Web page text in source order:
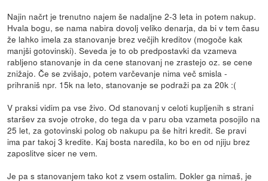
Najin načrt je trenutno najem še nadaljne 2-3 leta in potem nakup.
Hvala bogu, se nama nabira dovolj veliko denarja, da bi v tem času
že lahko imela za stanovanje brez večjih kreditov (mogoče kak
manjši gotovinski). Seveda je to ob predpostavki da vzameva
rabljeno stanovanje in da cene stanovanj ne zrastejo oz. se cene
znižajo. Če se zvišajo, potem varčevanje nima več smisla -
prihraniš npr. 15k na leto, stanovanje se podraži pa za 20k :(
V praksi vidim pa vse živo. Od stanovanj v celoti kupljenih s strani
staršev za svoje otroke, do tega da v paru oba vzameta posojilo na
25 let, za gotovinski polog ob nakupu pa še hitri kredit. Se pravi
ima par takoj 3 kredite. Kaj bosta naredila, ko bo en od njiju brez
zaposlitve sicer ne vem.
Je pa s stanovanjem tako kot z vsem ostalim. Dokler ga nimaš, je